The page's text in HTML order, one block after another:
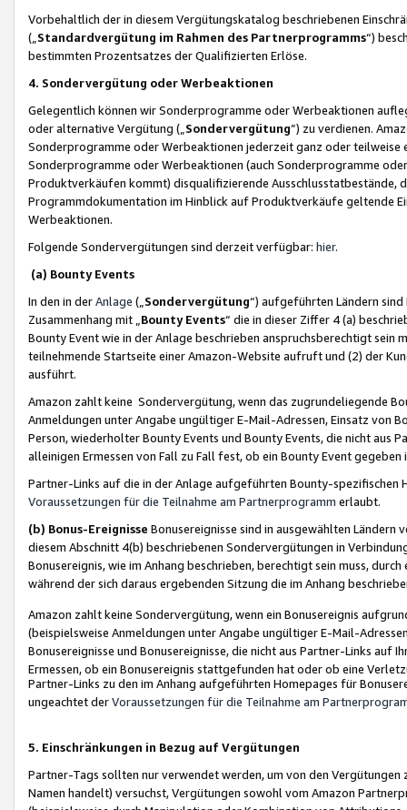
Vorbehaltlich der in diesem Vergütungskatalog beschriebenen
(„ Standardvergütung im Rahmen des Partnerprogramms“)
bestimmten Prozentsatzes der Qualifizierten Erlöse.
4. Sondervergütung oder Werbeaktionen
Gelegentlich können wir Sonderprogramme oder Werbeaktionen
oder alternative Vergütung („ Sondervergütung”) zu verdienen.
Sonderprogramme oder Werbeaktionen jederzeit ganz oder
Sonderprogramme oder Werbeaktionen (auch Sonderprogramme
Produktverkäufen kommt) disqualifizierende Ausschlusstatbestände,
Programmdokumentation im Hinblick auf Produktverkäufe geltende
Werbeaktionen.
Folgende Sondervergütungen sind derzeit verfügbar: hier.
(a) Bounty Events
In den in derAnlage („ Sondervergütung“) aufgeführten Ländern
Zusammenhang mit „ Bounty Events“ die in dieser Ziffer 4 (a)
Bounty Event wie in der Anlage beschrieben anspruchsberechtigt sein
teilnehmende Startseite einer Amazon-Website aufruft und (2) der
ausführt.
Amazon zahlt keine Sondervergütung, wenn das zugrundeliegende
Anmeldungen unter Angabe ungültiger E-Mail-Adressen, Einsatz von
Person, wiederholter Bounty Events und Bounty Events, die nicht
alleinigen Ermessen von Fall zu Fall fest, ob ein Bounty Event
Partner-Links auf die in der Anlage aufgeführten Bounty-spezifischen
Voraussetzungen für die Teilnahme am Partnerprogramm erlaubt.
(b) Bonus-Ereignisse Bonusereignisse sind in ausgewählten Ländern
diesem Abschnitt 4(b) beschriebenen Sondervergütungen in
Bonusereignis, wie im Anhang beschrieben, berechtigt sein muss,
während der sich daraus ergebenden Sitzung die im Anhang
Amazon zahlt keine Sondervergütung, wenn ein Bonusereignis
(beispielsweise Anmeldungen unter Angabe ungültiger E-Mail-
Bonusereignisse und Bonusereignisse, die nicht aus Partner-Links auf
Ermessen, ob ein Bonusereignis stattgefunden hat oder ob eine
Partner-Links zu den im Anhang aufgeführten Homepages für
ungeachtet derVoraussetzungen für die Teilnahme am
5. Einschränkungen in Bezug auf Vergütungen
Partner-Tags sollten nur verwendet werden, um von den
Namen handelt) versuchst, Vergütungen sowohl vom Amazon